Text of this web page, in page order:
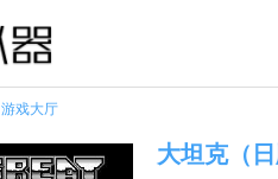
游戏大厅
大坦克（